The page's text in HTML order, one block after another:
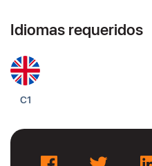
Idiomas requeridos
C1